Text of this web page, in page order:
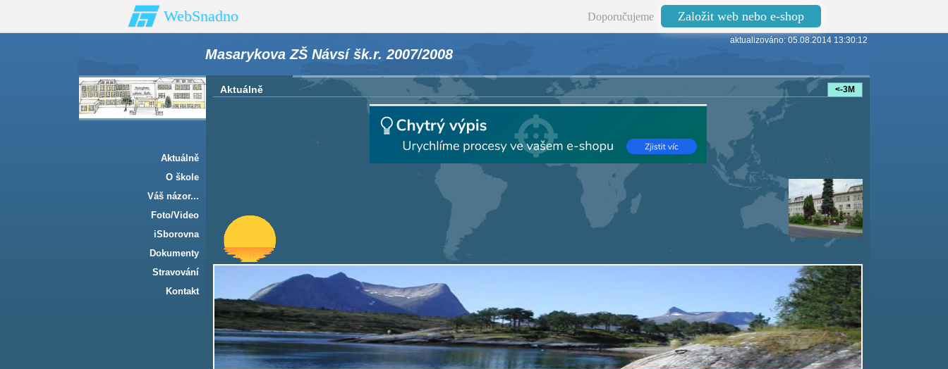
WebSnadno Doporučujeme Založit web nebo e-shop
aktualizováno: 05.08.2014 13:30:12
Masarykova ZŠ Návsí šk.r. 2007/2008
Aktuálně
O škole
Váš názor...
Foto/Video
iSborovna
Dokumenty
Stravování
Kontakt
Aktuálně <-3M